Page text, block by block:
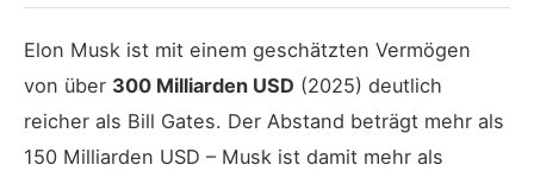
Elon Musk ist mit einem geschätzten Vermögen
von über 300 Milliarden USD (2025) deutlich
reicher als Bill Gates. Der Abstand beträgt mehr als
150 Milliarden USD – Musk ist damit mehr als